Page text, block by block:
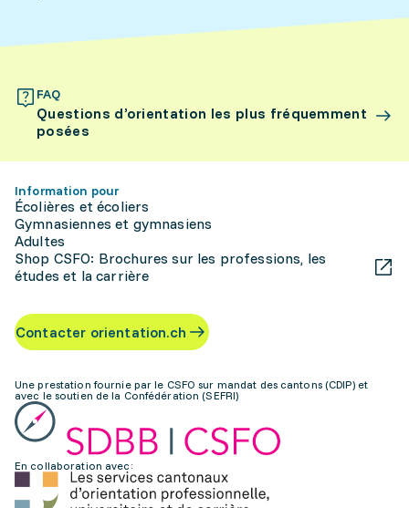
FAQ
Questions d’orientation les plus fréquemment
posées
Information pour
Écolières et écoliers
Gymnasiennes et gymnasiens
Adultes
Shop CSFO: Brochures sur les professions, les
études et la carrière
Contacter orientation.ch
Une prestation fournie par le CSFO sur mandat des cantons (CDIP) et
avec le soutien de la Confédération (SEFRI)
En collaboration avec: